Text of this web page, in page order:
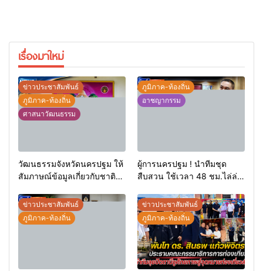
เรื่องมาใหม่
ข่าวประชาสัมพันธ์
ภูมิภาค-ท้องถิ่น
ศาสนาวัฒนธรรม
วัฒนธรรมจังหวัดนครปฐม ให้
สัมภาษณ์ข้อมูลเกี่ยวกับชาติ
นักศึกษามหาวิทยาลัย
ธรรมศาสตร์
ภูมิภาค-ท้องถิ่น
อาชญากรรม
ผู้การนครปฐม ! นำทีมชุด
สืบสวน ใช้เวลา 48 ชม.ไล่ล่า
ชักมีดแทงคอหม่องดับ
ข่าวประชาสัมพันธ์
ภูมิภาค-ท้องถิ่น
ข่าวประชาสัมพันธ์
ภูมิภาค-ท้องถิ่น